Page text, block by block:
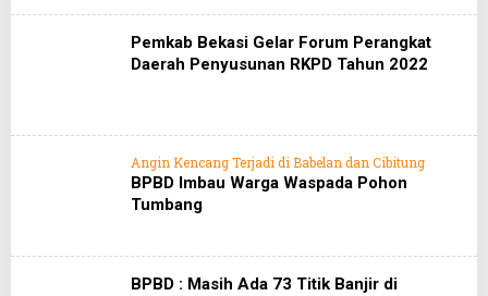
Pemkab Bekasi Gelar Forum Perangkat
Daerah Penyusunan RKPD Tahun 2022
Angin Kencang Terjadi di Babelan dan Cibitung
BPBD Imbau Warga Waspada Pohon
Tumbang
BPBD : Masih Ada 73 Titik Banjir di